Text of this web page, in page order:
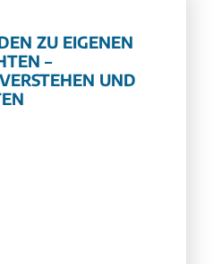
ZU EIGENEN
–
UND